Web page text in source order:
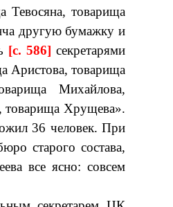
Тевосяна, товарища
другую бумажку и
[c. 586] секретарями
Аристова, товарища
Михайлова,
товарища Хрущева».
36 человек. При
старого состава,
все ясно: совсем